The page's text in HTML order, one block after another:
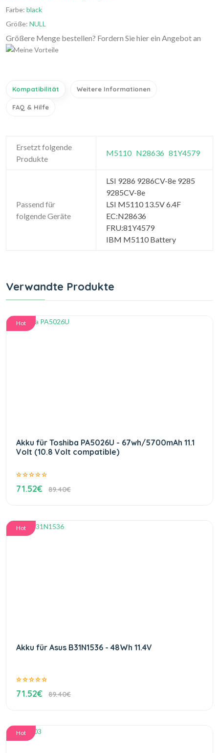
Farbe: black
Größe: NULL
Größere Menge bestellen? Fordern Sie hier ein Angebot an
Kompatibilität Weitere Informationen
FAQ & Hilfe
Ersetzt folgende
Produkte
M5110 N28636 81Y4579
Passend für
folgende Geräte
LSI 9286 9286CV-8e 9285
9285CV-8e
LSI M5110 13.5V 6.4F
EC:N28636
FRU:81Y4579
IBM M5110 Battery
Verwandte Produkte
Hot
Akku für Toshiba PA5026U - 67wh/5700mAh 11.1
Volt (10.8 Volt compatible)
71.52€ 89.40€
Hot
Akku für Asus B31N1536 - 48Wh 11.4V
71.52€ 89.40€
Hot